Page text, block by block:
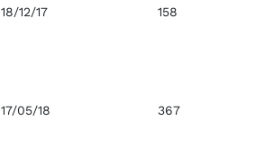
18/12/17 158
17/05/18 367